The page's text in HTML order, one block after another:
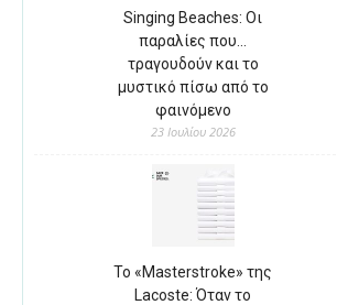
Singing Beaches: Οι
παραλίες που…
τραγουδούν και το
μυστικό πίσω από το
φαινόμενο
23 Ιουλίου 2026
Το «Masterstroke» της
Lacoste: Όταν το